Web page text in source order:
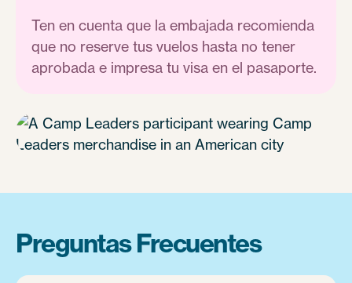
Ten en cuenta que la embajada recomienda
que no reserve tus vuelos hasta no tener
aprobada e impresa tu visa en el pasaporte.
Preguntas Frecuentes